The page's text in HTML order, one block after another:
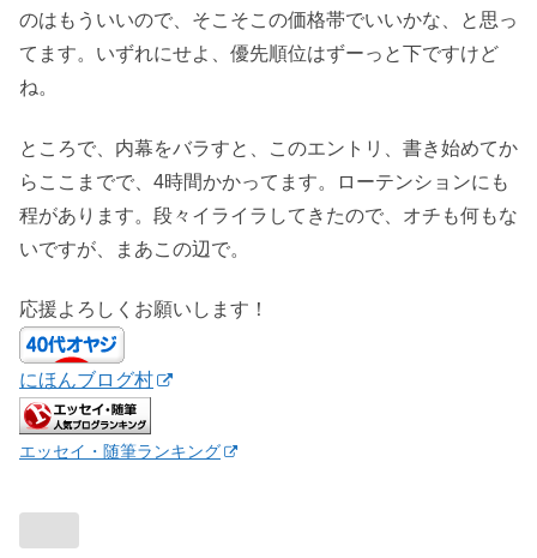
のはもういいので、そこそこの価格帯でいいかな、と思っ
てます。いずれにせよ、優先順位はずーっと下ですけど
ね。
ところで、内幕をバラすと、このエントリ、書き始めてか
らここまでで、4時間かかってます。ローテンションにも
程があります。段々イライラしてきたので、オチも何もな
いですが、まあこの辺で。
応援よろしくお願いします！
にほんブログ村
エッセイ・随筆ランキング